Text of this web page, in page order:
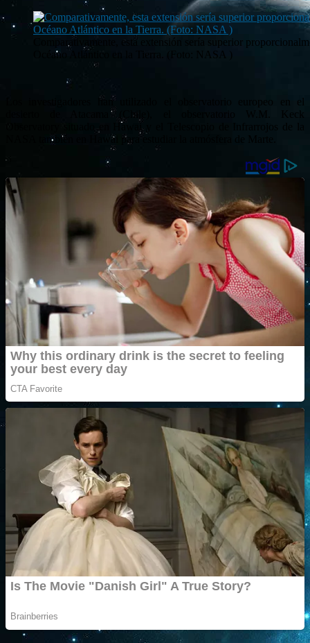
Comparativamente, esta extensión sería superior
Océano Atlántico en la Tierra. (Foto: NASA )
Los investigadores han utilizado el observatorio europeo en el
desierto de Atacama (Chile), el observatorio W.M. Keck
Observatory situado en Hawai y el Telescopio de Infrarrojos de la
NASA también en Hawai para estudiar la atmósfera de Marte.